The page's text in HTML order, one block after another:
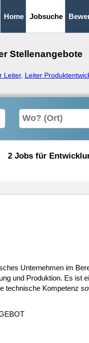
Home Jobsuche
Stellenangebote
Leiter, Leiter
2 Jobs für
Unternehmen im
und Produktion. Es ist
technische Kompetenz